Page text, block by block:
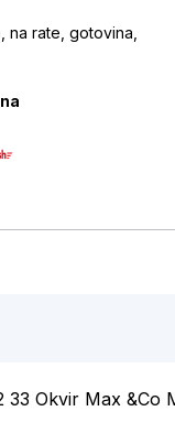
na rate, gotovina,
33 Okvir Max &Co